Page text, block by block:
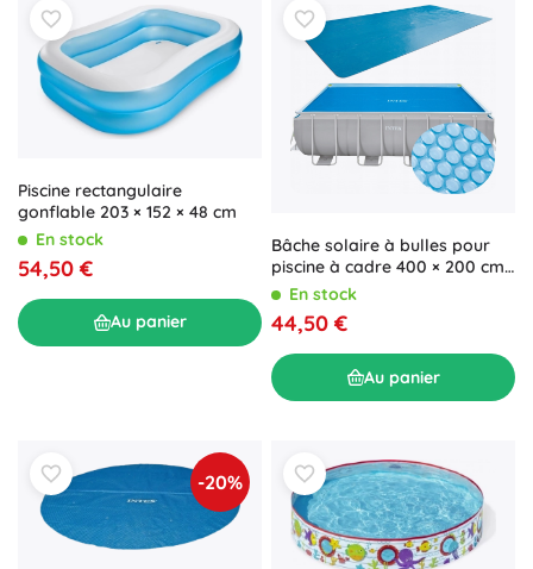
Piscine rectangulaire
gonflable 203 × 152 × 48 cm
En stock
54,50 €
Au panier
Bâche solaire à bulles pour
piscine à cadre 400 × 200 cm
IntexEn stock
44,50 €
Au panier
-20%